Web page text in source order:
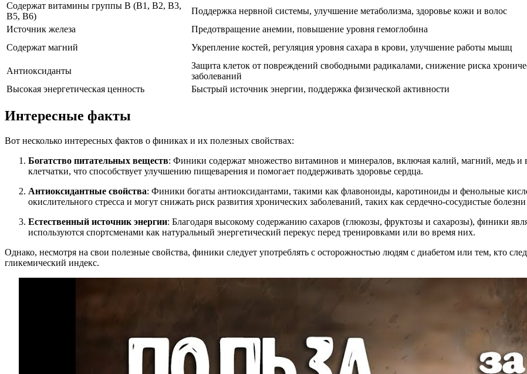
Содержат витамины группы В (В1, В2, В3,
В5, В6)
Поддержка нервной системы, улучшение метаболизма, здоровье кожи и волос
Источник железа
Предотвращение анемии, повышение уровня гемоглобина
Содержат магний
Укрепление костей, регуляция уровня сахара в крови, улучшение работы мышц
Антиоксиданты
Защита клеток от повреждений свободными радикалами, снижение риска
заболеваний
Высокая энергетическая ценность
Быстрый источник энергии, поддержка физической активности
Интересные факты
Вот несколько интересных фактов о финиках и их полезных свойствах:
Богатство питательных веществ: Финики содержат множество витаминов и минералов, включая калий, магний, медь
клетчатки, что способствует улучшению пищеварения и помогает поддерживать здоровье сердца.
Антиоксидантные свойства: Финики богаты антиоксидантами, такими как флавоноиды, каротиноиды и фенольные
окислительного стресса и могут снижать риск развития хронических заболеваний, таких как сердечно-сосудистые
Естественный источник энергии: Благодаря высокому содержанию сахаров (глюкозы, фруктозы и сахарозы), финики
используются спортсменами как натуральный энергетический перекус перед тренировками или во время них.
Однако, несмотря на свои полезные свойства, финики следует употреблять с осторожностью людям с диабетом или тем, кто
гликемический индекс.